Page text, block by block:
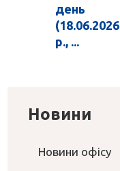
день
(18.06.2026
р., ...
Новини
Новини офісу